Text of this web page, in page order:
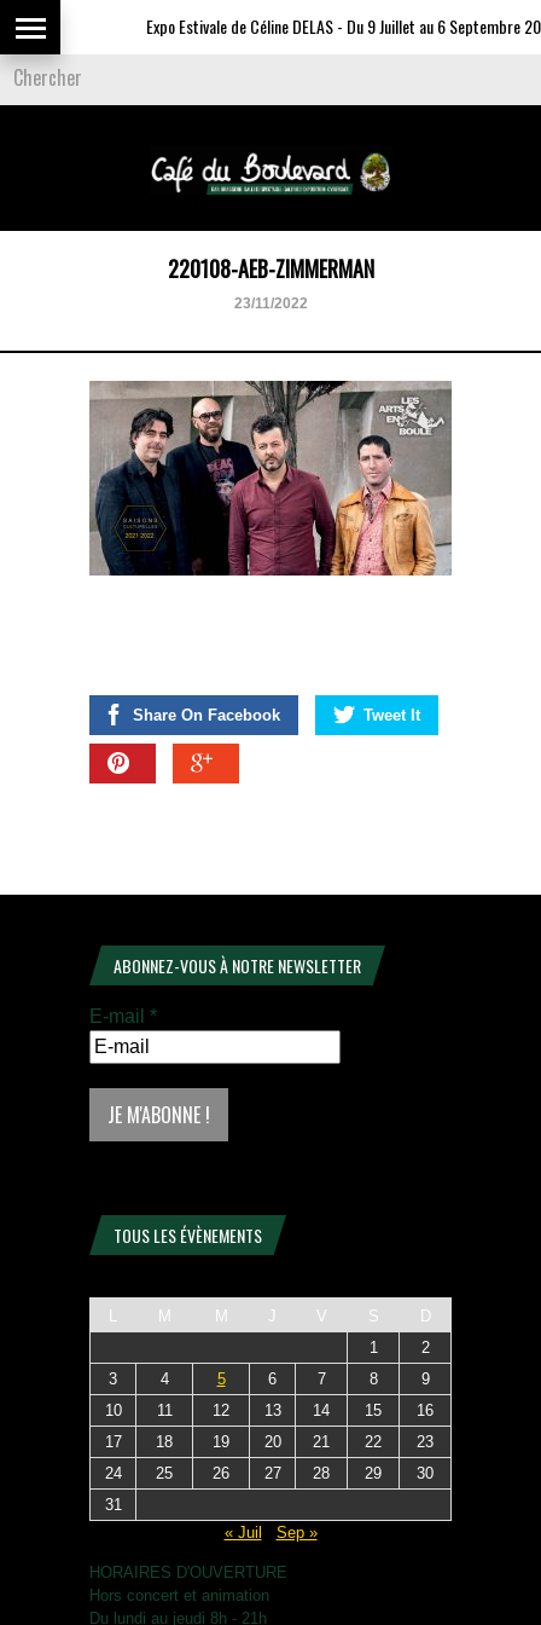
Expo Estivale de Céline DELAS - Du 9 Juillet au 6 Septembre
220108-AEB-ZIMMERMAN
23/11/2022
Share On Facebook Tweet It
ABONNEZ-VOUS À NOTRE NEWSLETTER
E-mail *
TOUS LES ÉVÈNEMENTS
L M M J V S
D
1
2
3
4 5 6 7 8
9
10
11 12 13 14 15
16
17
18 19 20 21 22
23
24
25 26 27 28 29
30
31
« Juil
Sep »
HORAIRES D'OUVERTURE
Hors concert et animation
Du lundi au jeudi 8h - 21h